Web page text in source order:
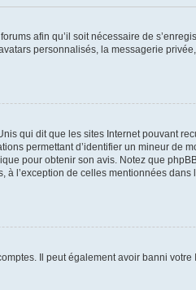
afin qu’il soit nécessaire de
personnalisés, la messagerie
qui dit que les sites Internet pouvant
permettant d’identifier un mineur de
pour obtenir son avis. Notez que
l’exception de celles mentionnées
Il peut également avoir banni